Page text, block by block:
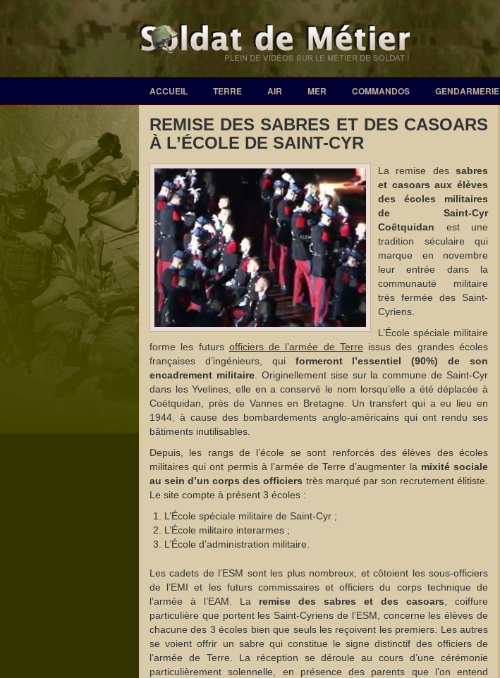
ACCUEIL TERRE AIR MER COMMANDOS GENDARMERIE
REMISE DES SABRES ET DES CASOARS
À L’ÉCOLE DE SAINT-CYR
La remise des sabres
et casoars aux élèves
des écoles militaires
de Saint-Cyr
Coëtquidan est une
tradition séculaire qui
marque en novembre
leur entrée dans la
communauté militaire
très fermée des Saint-
Cyriens.
L’École spéciale militaire
forme les futurs officiers de l’armée de Terre issus des grandes écoles
françaises d’ingénieurs, qui formeront l’essentiel (90%) de son
encadrement militaire. Originellement sise sur la commune de Saint-Cyr
dans les Yvelines, elle en a conservé le nom lorsqu’elle a été déplacée à
Coëtquidan, près de Vannes en Bretagne. Un transfert qui a eu lieu en
1944, à cause des bombardements anglo-américains qui ont rendu ses
bâtiments inutilisables.
Depuis, les rangs de l’école se sont renforcés des élèves des écoles
militaires qui ont permis à l’armée de Terre d’augmenter la mixité sociale
au sein d’un corps des officiers très marqué par son recrutement élitiste.
Le site compte à présent 3 écoles :
L’École spéciale militaire de Saint-Cyr ;
L’École militaire interarmes ;
L’École d’administration militaire.
Les cadets de l’ESM sont les plus nombreux, et côtoient les sous-officiers
de l’EMI et les futurs commissaires et officiers du corps technique de
l’armée à l’EAM. La remise des sabres et des casoars , coiffure
particulière que portent les Saint-Cyriens de l’ESM, concerne les élèves de
chacune des 3 écoles bien que seuls les reçoivent les premiers. Les autres
se voient offrir un sabre qui constitue le signe distinctif des officiers de
l’armée de Terre. La réception se déroule au cours d’une cérémonie
particulièrement solennelle, en présence des parents que l’on entend